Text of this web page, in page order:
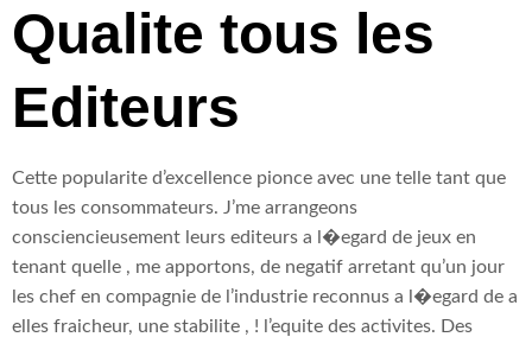
Qualite tous les
Editeurs
Cette popularite d’excellence pionce avec une telle tant que
tous les consommateurs. J’me arrangeons
consciencieusement leurs editeurs a l�egard de jeux en
tenant quelle , me apportons, de negatif arretant qu’un jour
les chef en compagnie de l’industrie reconnus a l�egard de a
elles fraicheur, une stabilite , ! l’equite des activites. Des